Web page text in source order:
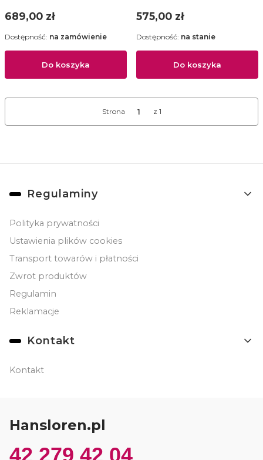
Cena
689,00 zł
Do koszyka
Dostępność: na zamówienie
Cena
575,00 zł
Do koszyka
Dostępność: na stanie
Strona z 1
Linki w stopce
Regulaminy
Polityka prywatności
Ustawienia plików cookies
Transport towarów i płatności
Zwrot produktów
Regulamin
Reklamacje
Kontakt
Kontakt
Hansloren.pl
42 279 42 04